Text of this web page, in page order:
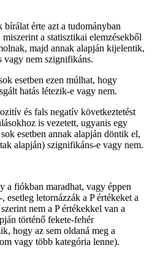
érte azt a tudományban
a statisztikai elemzésekből
majd annak alapján kijelentik,
vagy nem szignifikáns.
esetben ezen múlhat, hogy
hatás létezik-e vagy nem.
és fals negatív következtetést
is vezetett, ugyanis egy
esetben annak alapján döntik el,
alapján) szignifikáns-e vagy nem.
a fiókban maradhat, vagy éppen
letornázzák a P értékeket a
nem a P értékekkel van a
történő fekete-fehér
hogy az sem oldaná meg a
vagy több kategória lenne).